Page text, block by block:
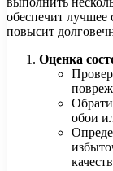
обеспечит лучшее
повысит
Оценка
обои